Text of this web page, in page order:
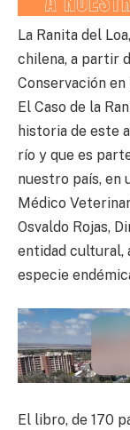
La Ranita del
chilena, a partir
Conservación
El Caso de la
historia de este
río y que es
nuestro país, en
Médico
Osvaldo Rojas,
entidad cultural,
especie
El libro, de 170